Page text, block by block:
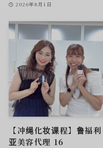
2026年8月1日
【冲绳化妆课程】鲁福利
亚美容代理 16